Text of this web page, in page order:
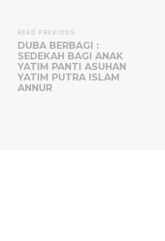
READ PREVIOUS
DUBA BERBAGI :
SEDEKAH BAGI ANAK
YATIM PANTI ASUHAN
YATIM PUTRA ISLAM
ANNUR